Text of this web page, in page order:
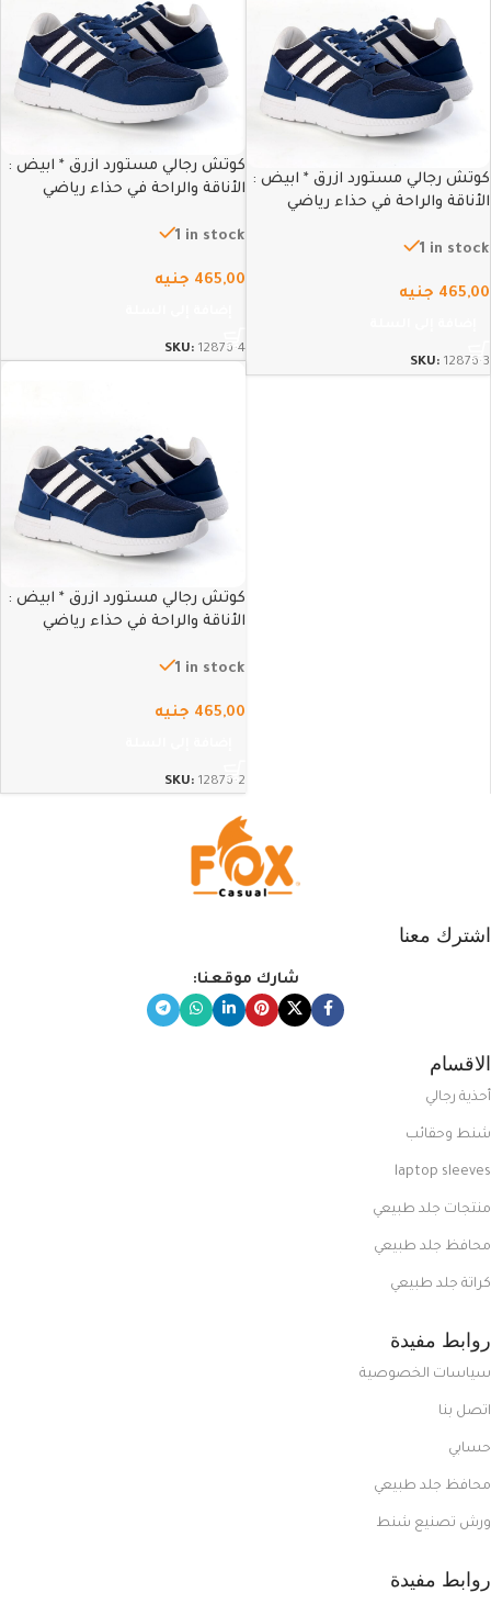
كوتش رجالي مستورد ازرق * ابيض :
الأناقة والراحة في حذاء رياضي
1 in stock
465,00 جنيه
SKU: 12876-4
كوتش رجالي مستورد ازرق * ابيض :
الأناقة والراحة في حذاء رياضي
1 in stock
465,00 جنيه
SKU: 12876-3
كوتش رجالي مستورد ازرق * ابيض :
الأناقة والراحة في حذاء رياضي
1 in stock
465,00 جنيه
SKU: 12876-2
اشترك معنا
شارك موقعنا:
الاقسام
أحذية رجالي
شنط وحقائب
laptop sleeves
منتجات جلد طبيعي
محافظ جلد طبيعي
كراتة جلد طبيعي
روابط مفيدة
سياسات الخصوصية
اتصل بنا
حسابي
محافظ جلد طبيعي
ورش تصنيع شنط
روابط مفيدة